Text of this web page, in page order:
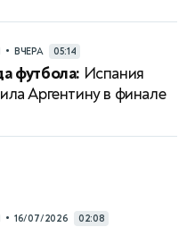
• ВЧЕРА 05:14
футбола: Испания
Аргентину в финале
• 16/07/2026 02:08